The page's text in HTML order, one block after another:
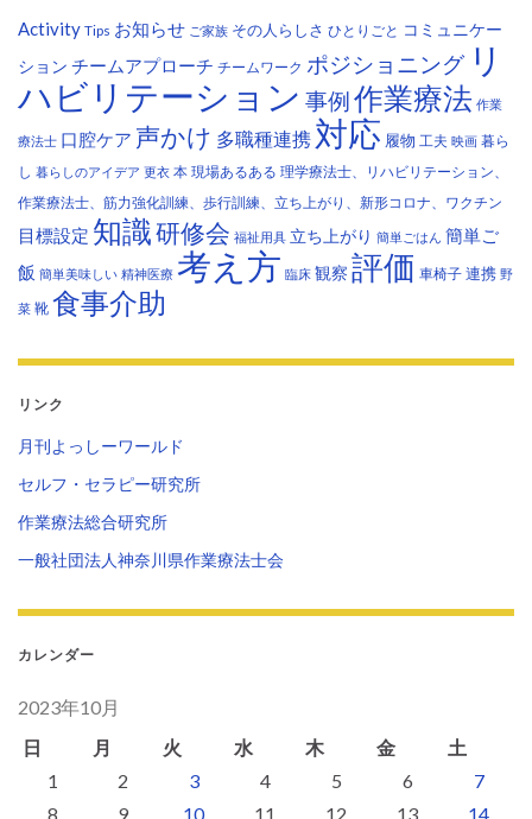
Activity Tips お知らせ ご家族 その人らしさ ひとりごと コミュニケー
ション チームアプローチ チームワーク ポジショニング リ
ハビリテーション 事例作業療法 作業
療法士 口腔ケア 声かけ 多職種連携 対応 履物 工夫 映画 暮ら
し 暮らしのアイデア 更衣 本 現場あるある 理学療法士、リハビリテーション、
作業療法士、筋力強化訓練、歩行訓練、立ち上がり、新形コロナ、ワクチン
目標設定 知識研修会 福祉用具 立ち上がり 簡単ごはん 簡単ご
飯 簡単美味しい 精神医療 考え方 臨床 観察 評価 車椅子 連携 野
菜 靴 食事介助
リンク
月刊よっしーワールド
セルフ・セラピー研究所
作業療法総合研究所
一般社団法人神奈川県作業療法士会
カレンダー
2023年10月
日
月 火 水 木 金
土
1
2 3 4 5 6
7
8
9 10 11 12 13
14